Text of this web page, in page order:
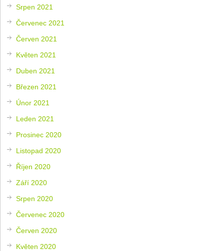
Srpen 2021
Červenec 2021
Červen 2021
Květen 2021
Duben 2021
Březen 2021
Únor 2021
Leden 2021
Prosinec 2020
Listopad 2020
Říjen 2020
Září 2020
Srpen 2020
Červenec 2020
Červen 2020
Květen 2020